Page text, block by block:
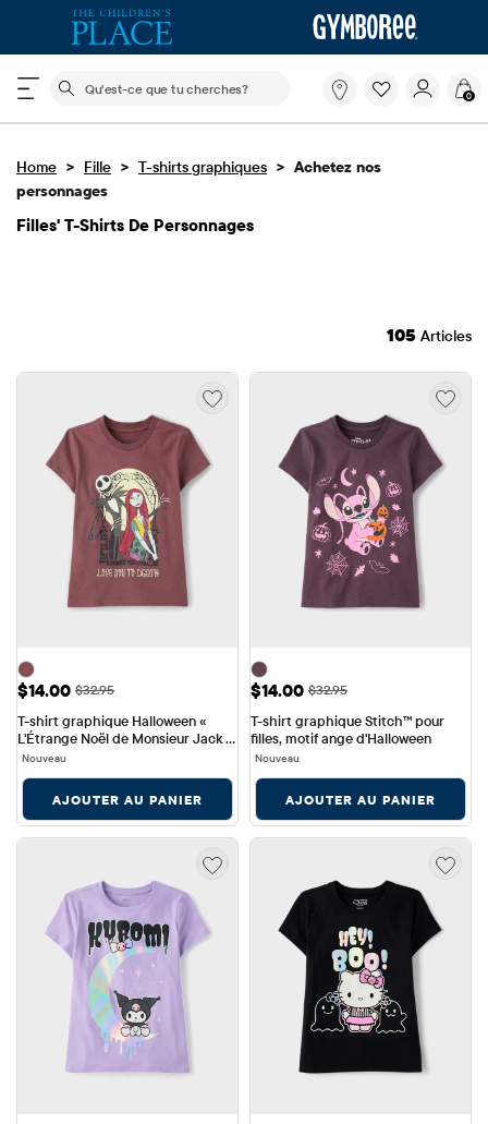
Le champ de recherche ci-dessous filtre les
Qu'est-
que
cherches?
0
Home > Fille > T-shirts graphiques > Achetez nos
personnages
Filles' T-Shirts De Personnages
105 Articles
Prix ​​de vente: $14.00
$14.00 Prix ​​d'origine: $32.95
$32.95
T-shirt graphique Halloween «
L'Étrange Noël de Monsieur Jack »
pour filles
Nouveau
AJOUTER AU PANIER
Prix ​​de vente: $14.00
$14.00 Prix ​​d'origine: $32.95
$32.95
T-shirt graphique Stitch™ pour
filles, motif ange d'Halloween
Nouveau
AJOUTER AU PANIER